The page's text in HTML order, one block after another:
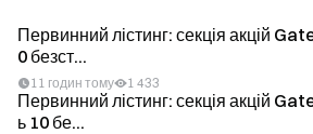
Первинний лістинг: секція акцій
0 безст...
11 годин тому 1 433
Первинний лістинг: секція акцій
ь 10 бе...